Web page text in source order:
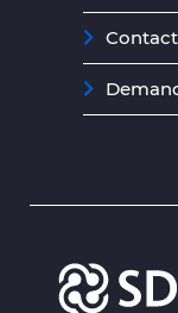
Contact